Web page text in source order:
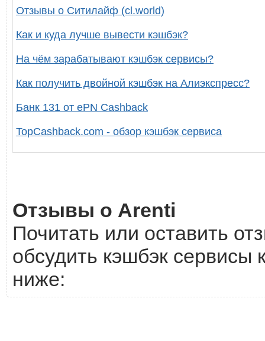
Отзывы о Ситилайф (cl.world)
Как и куда лучше вывести кэшбэк?
На чём зарабатывают кэшбэк сервисы?
Как получить двойной кэшбэк на Алиэкспресс?
Банк 131 от ePN Cashback
TopCashback.com - обзор кэшбэк сервиса
Отзывы о Arenti
Почитать или оставить
обсудить кэшбэк сервисы
ниже: